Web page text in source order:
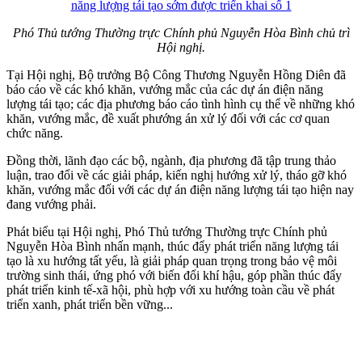
Phó Thủ tướng Thường trực Chính phủ Nguyễn Hòa Bình chủ trì
Hội nghị.
Tại Hội nghị, Bộ trưởng Bộ Công Thương Nguyễn Hồng Diên đã
báo cáo về các khó khăn, vướng mắc của các dự án điện năng
lượng tái tạo; các địa phương báo cáo tình hình cụ thể về những khó
khăn, vướng mắc, đề xuất phướng án xử lý đối với các cơ quan
chức năng.
Đồng thời, lãnh đạo các bộ, ngành, địa phương đã tập trung thảo
luận, trao đổi về các giải pháp, kiến nghị hướng xử lý, tháo gỡ khó
khăn, vướng mắc đối với các dự án điện năng lượng tái tạo hiện nay
đang vướng phải.
Phát biểu tại Hội nghị, Phó Thủ tướng Thường trực Chính phủ
Nguyễn Hòa Bình nhấn mạnh, thúc đẩy phát triển năng lượng tái
tạo là xu hướng tất yếu, là giải pháp quan trọng trong bảo vệ môi
trường sinh thái, ứng phó với biến đổi khí hậu, góp phần thúc đẩy
phát triển kinh tế-xã hội, phù hợp với xu hướng toàn cầu về phát
triển xanh, phát triển bền vững...